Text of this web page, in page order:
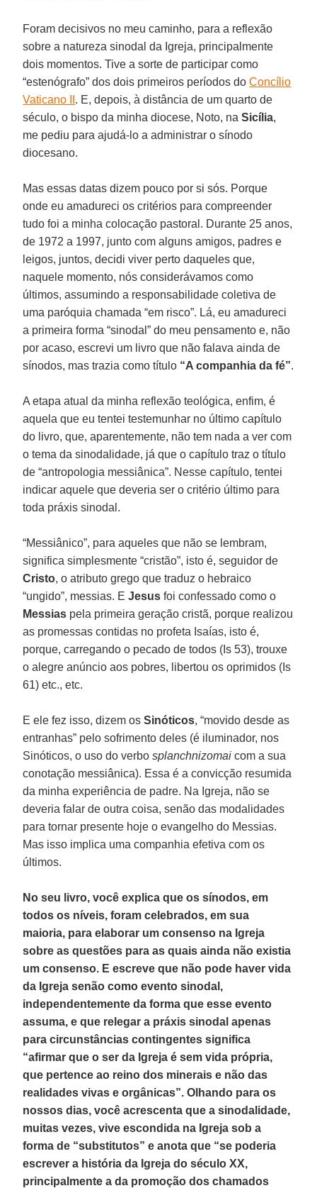
Foram decisivos no meu caminho, para a reflexão
sobre a natureza sinodal da Igreja, principalmente
dois momentos. Tive a sorte de participar como
“estenógrafo” dos dois primeiros períodos doConcílio
Vaticano II . E, depois, à distância de um quarto de
século, o bispo da minha diocese, Noto, naSicília,
me pediu para ajudá-lo a administrar o sínodo
diocesano.
Mas essas datas dizem pouco por si sós. Porque
onde eu amadureci os critérios para compreender
tudo foi a minha colocação pastoral. Durante 25 anos,
de 1972 a 1997, junto com alguns amigos, padres e
leigos, juntos, decidi viver perto daqueles que,
naquele momento, nós considerávamos como
últimos, assumindo a responsabilidade coletiva de
uma paróquia chamada “em risco”. Lá, eu amadureci
a primeira forma “sinodal” do meu pensamento e, não
por acaso, escrevi um livro que não falava ainda de
sínodos, mas trazia como título “A companhia da fé”.
A etapa atual da minha reflexão teológica, enfim, é
aquela que eu tentei testemunhar no último capítulo
do livro, que, aparentemente, não tem nada a ver com
o tema da sinodalidade, já que o capítulo traz o título
de “antropologia messiânica”. Nesse capítulo, tentei
indicar aquele que deveria ser o critério último para
toda práxis sinodal.
“Messiânico”, para aqueles que não se lembram,
significa simplesmente “cristão”, isto é, seguidor de
Cristo, o atributo grego que traduz o hebraico
“ungido”, messias. EJesus foi confessado como o
Messias pela primeira geração cristã, porque realizou
as promessas contidas no profeta Isaías, isto é,
porque, carregando o pecado de todos (Is 53), trouxe
o alegre anúncio aos pobres, libertou os oprimidos (Is
61) etc., etc.
E ele fez isso, dizem osSinóticos, “movido desde as
entranhas” pelo sofrimento deles (é iluminador, nos
Sinóticos, o uso do verbosplanchnizomai com a sua
conotação messiânica). Essa é a convicção resumida
da minha experiência de padre. Na Igreja, não se
deveria falar de outra coisa, senão das modalidades
para tornar presente hoje o evangelho do Messias.
Mas isso implica uma companhia efetiva com os
últimos.
No seu livro, você explica que os sínodos, em
todos os níveis, foram celebrados, em sua
maioria, para elaborar um consenso na Igreja
sobre as questões para as quais ainda não existia
um consenso. E escreve que não pode haver vida
da Igreja senão como evento sinodal,
independentemente da forma que esse evento
assuma, e que relegar a práxis sinodal apenas
para circunstâncias contingentes significa
“afirmar que o ser da Igreja é sem vida própria,
que pertence ao reino dos minerais e não das
realidades vivas e orgânicas”. Olhando para os
nossos dias, você acrescenta que a sinodalidade,
muitas vezes, vive escondida na Igreja sob a
forma de “substitutos” e anota que “se poderia
escrever a história da Igreja do século XX,
principalmente a da promoção dos chamados